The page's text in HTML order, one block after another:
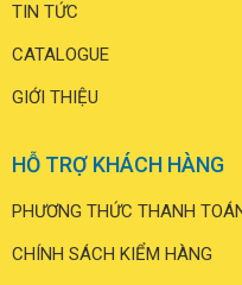
TIN TỨC
CATALOGUE
GIỚI THIỆU
HỖ TRỢ KHÁCH HÀNG
PHƯƠNG THỨC THANH
CHÍNH SÁCH KIỂM HÀNG